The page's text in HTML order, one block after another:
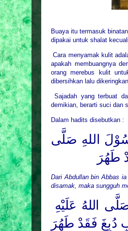
Buaya itu termasuk
dipakai untuk shalat
Cara menyamak kulit
apakah membuangnya
orang merebus kulit
dibersihkan lalu
Sajadah yang terbuat
demikian, berarti suci dan
Dalam hadits disebutkan :
اللهِ صَلَّى
طَهُرَ
Dari Abdullan bin Abbas
disamak, maka sungguh
اللهُ عَلَيْهِ
دُبِغَ فَقَدْ طَهُرَ